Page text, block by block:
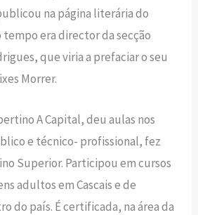
na página literária do
tempo era director da secção
que viria a prefaciar o seu
Morrer.
A Capital, deu aulas nos
e técnico- profissional, fez
Superior. Participou em cursos
adultos em Cascais e de
do país. É certificada, na área da